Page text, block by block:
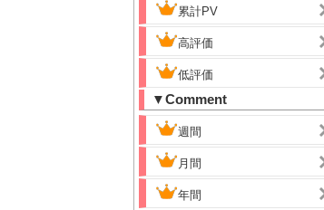
累計PV
高評価
低評価
▼Comment
週間
月間
年間